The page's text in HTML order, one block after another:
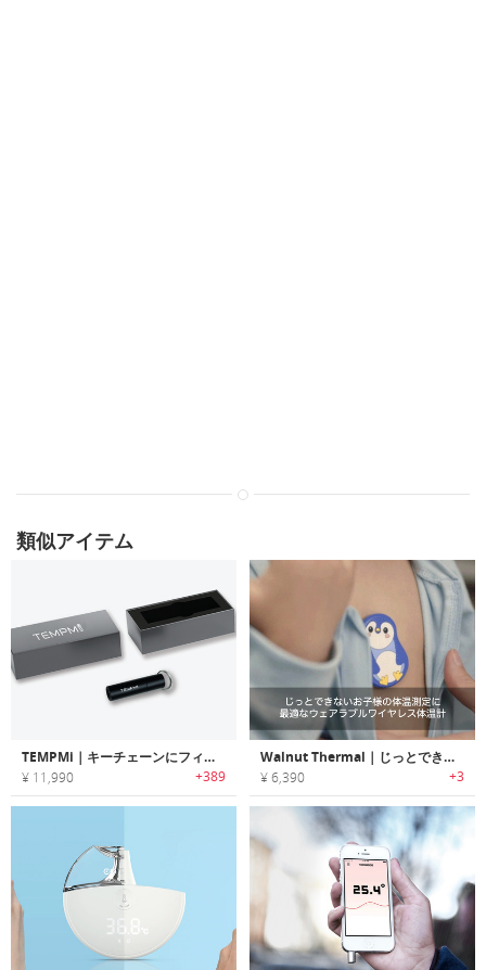
類似アイテム
TEMPMi｜キーチェーンにフィットする超小型非接触温度計「テンプミー」
¥ 11,990 +389
Walnut Thermal｜じっとできないお子様の体温測定に最適なウェアラブルワイヤレス体温計「ウォルナットサーマル」
¥ 6,390 +3